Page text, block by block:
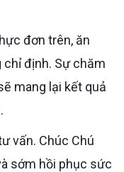
chỉ định. Sự chăm
mang lại kết quả
sớm hồi phục sức